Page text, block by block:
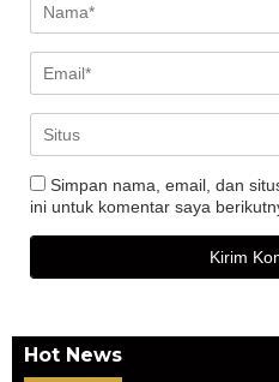
Simpan nama, email, dan
ini untuk komentar saya
Hot News